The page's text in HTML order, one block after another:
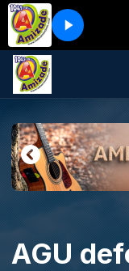
AGU